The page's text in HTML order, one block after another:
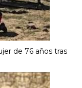
de 76 años tras